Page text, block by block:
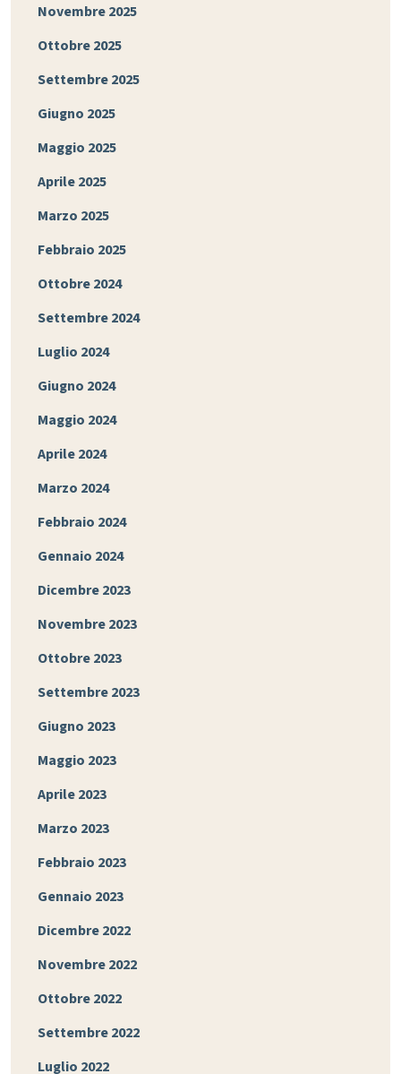
Novembre 2025
Ottobre 2025
Settembre 2025
Giugno 2025
Maggio 2025
Aprile 2025
Marzo 2025
Febbraio 2025
Ottobre 2024
Settembre 2024
Luglio 2024
Giugno 2024
Maggio 2024
Aprile 2024
Marzo 2024
Febbraio 2024
Gennaio 2024
Dicembre 2023
Novembre 2023
Ottobre 2023
Settembre 2023
Giugno 2023
Maggio 2023
Aprile 2023
Marzo 2023
Febbraio 2023
Gennaio 2023
Dicembre 2022
Novembre 2022
Ottobre 2022
Settembre 2022
Luglio 2022